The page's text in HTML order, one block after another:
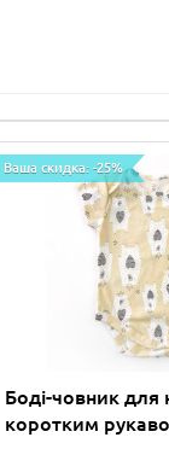
Ваша скидка: -25%
Боді-човник для
коротким